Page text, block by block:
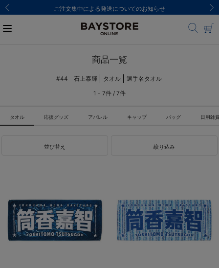
ご注文集中による発送についてのお知らせ
商品一覧
#44 石上泰輝 タオル
選手名タオル
1 - 7件 / 7件
タオル 応援グッズ アパレル キャップ バッグ 日用雑
並び替え 絞り込み